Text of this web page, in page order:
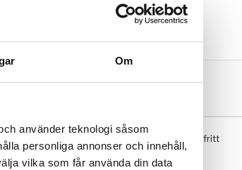
Om
använder teknologi såsom
personliga annonser och innehåll,
vilka som får använda din data
Ugnsmunstycken | rostfritt
Tillbehör 38 mm